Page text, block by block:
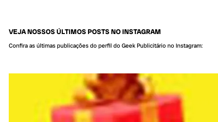
VEJA NOSSOS ÚLTIMOS POSTS NO INSTAGRAM
Confira as últimas publicações do perfil do Geek Publicitário no Instagram: